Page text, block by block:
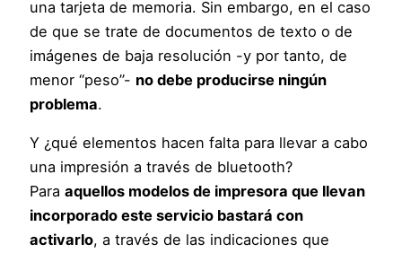
una tarjeta de memoria. Sin embargo, en el caso
de que se trate de documentos de texto o de
imágenes de baja resolución -y por tanto, de
menor “peso”- no debe producirse ningún
problema.
Y ¿qué elementos hacen falta para llevar a cabo
una impresión a través de bluetooth?
Paraaquellos modelos de impresora que llevan
incorporado este servicio bastará con
activarlo, a través de las indicaciones que